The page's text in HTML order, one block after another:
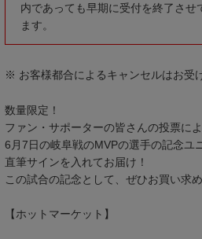
内であっても早期に受付を終了させ
ます。
※ お客様都合によるキャンセルはお受
数量限定！
ファン・サポーターの皆さんの投票に
6月7日の岐阜戦のMVPの選手の記念ユ
直筆サインを入れてお届け！
この試合の記念として、ぜひお買い求
【ホットマーケット】